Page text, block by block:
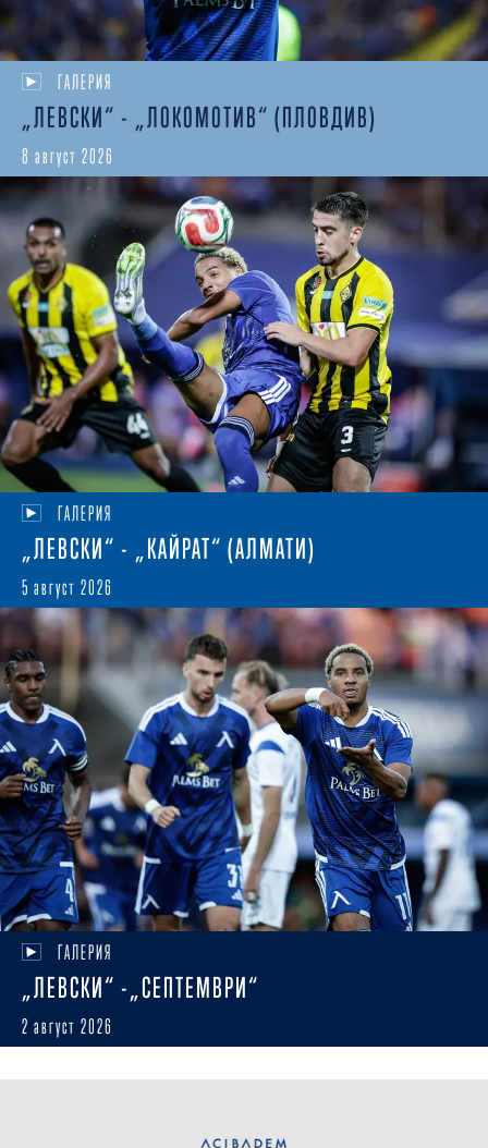
ГАЛЕРИЯ
„ЛЕВСКИ“ - „ЛОКОМОТИВ“ (ПЛОВДИВ)
8 август 2026
ГАЛЕРИЯ
„ЛЕВСКИ“ - „КАЙРАТ“ (АЛМАТИ)
5 август 2026
ГАЛЕРИЯ
„ЛЕВСКИ“ -„СЕПТЕМВРИ“
2 август 2026